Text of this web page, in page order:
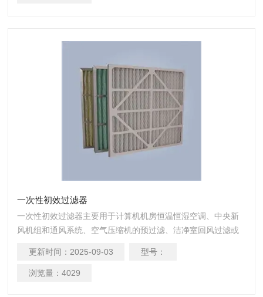
一次性初效过滤器
一次性初效过滤器主要用于计算机机房恒温恒湿空调、中央新
风机组和通风系统、空气压缩机的预过滤、洁净室回风过滤或
更新时间： 2025-09-03 型号：
浏览量： 4029